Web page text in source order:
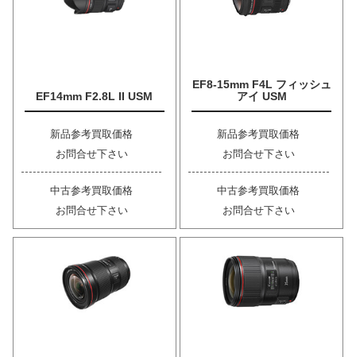
EF14mm F2.8L II USM
新品参考買取価格
お問合せ下さい
中古参考買取価格
お問合せ下さい
EF8-15mm F4L フィッシュ
アイ USM
新品参考買取価格
お問合せ下さい
中古参考買取価格
お問合せ下さい